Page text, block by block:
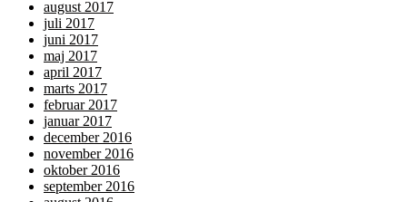
august 2017
juli 2017
juni 2017
maj 2017
april 2017
marts 2017
februar 2017
januar 2017
december 2016
november 2016
oktober 2016
september 2016